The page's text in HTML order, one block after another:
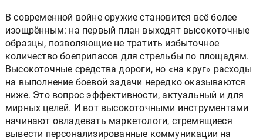
В современной войне оружие становится всё более
изощрённым: на первый план выходят высокоточные
образцы, позволяющие не тратить избыточное
количество боеприпасов для стрельбы по площадям.
Высокоточные средства дороги, но «на круг» расходы
на выполнение боевой задачи нередко оказываются
ниже. Это вопрос эффективности, актуальный и для
мирных целей. И вот высокоточными инструментами
начинают овладевать маркетологи, стремящиеся
вывести персонализированные коммуникации на